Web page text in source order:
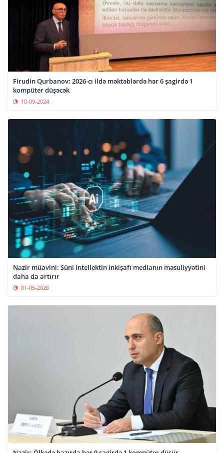
Firudin Qurbanov: 2026-cı ildə məktəblərdə hər 6 şagirdə 1
kompüter düşəcək
10-09-2024
Nazir müavini: Süni intellektin inkişafı medianın məsuliyyətini
daha da artırır
01-05-2026